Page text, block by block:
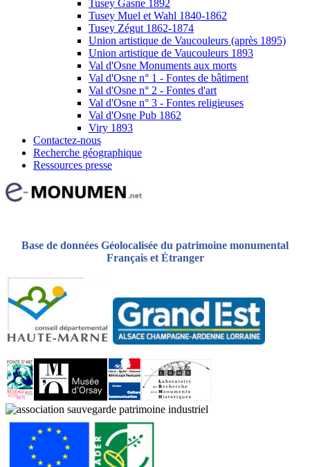
Tusey Gasne 1892
Tusey Muel et Wahl 1840-1862
Tusey Zégut 1862-1874
Union artistique de Vaucouleurs (après 1895)
Union artistique de Vaucouleurs 1893
Val d'Osne Monuments aux morts
Val d'Osne n° 1 - Fontes de bâtiment
Val d'Osne n° 2 - Fontes d'art
Val d'Osne n° 3 - Fontes religieuses
Val d'Osne Pub 1862
Viry 1893
Contactez-nous
Recherche géographique
Ressources presse
Base de données Géolocalisée du patrimoine monumental
Français et Étranger